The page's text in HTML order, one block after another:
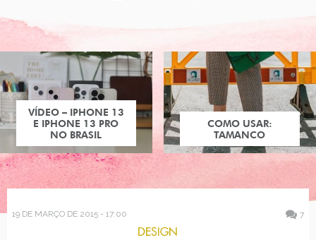
COMO USAR:
TAMANCO
19 DE MARÇO DE 2015 - 17:00 7
DESIGN